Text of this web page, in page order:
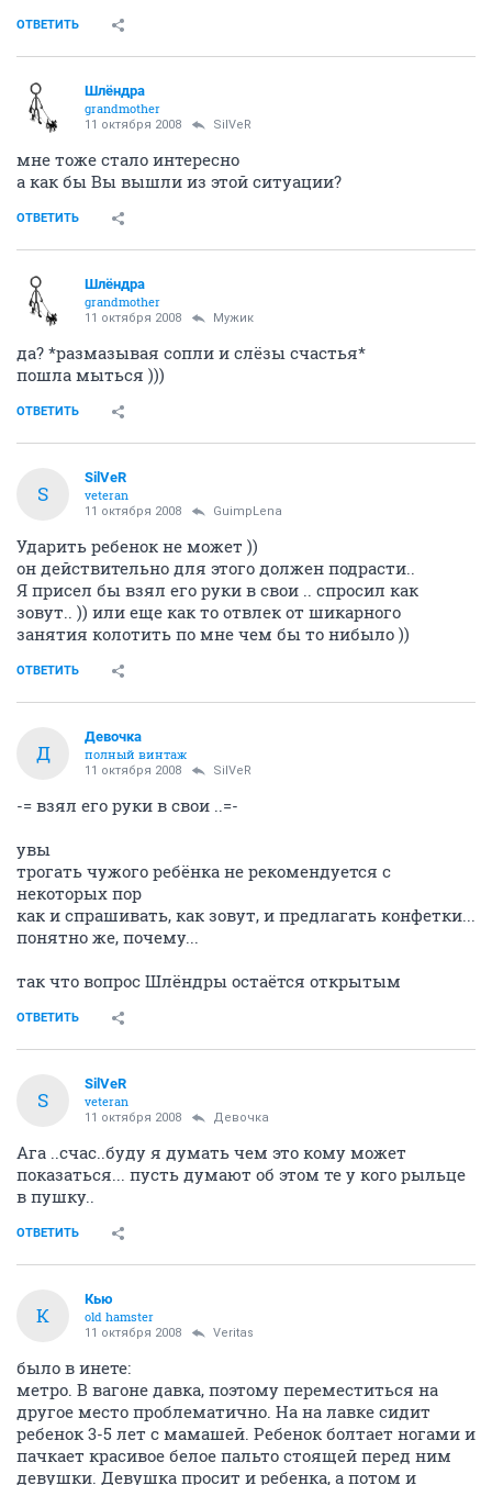
ОТВЕТИТЬ
Шлёндра
grandmother
11 октября 2008 SilVеR
мне тоже стало интересно
а как бы Вы вышли из этой ситуации?
ОТВЕТИТЬ
Шлёндра
grandmother
11 октября 2008 Мужик
да? *размазывая сопли и слёзы счастья*
пошла мыться )))
ОТВЕТИТЬ
S
SilVеR
veteran
11 октября 2008 GuimpLеna
Ударить ребенок не может ))
он действительно для этого должен подрасти..
Я присел бы взял его руки в свои .. спросил как
зовут.. )) или еще как то отвлек от шикарного
занятия колотить по мне чем бы то нибыло ))
ОТВЕТИТЬ
Д
Девочка
полный винтаж
11 октября 2008 SilVеR
-= взял его руки в свои ..=-
увы
трогать чужого ребёнка не рекомендуется с
некоторых пор
как и спрашивать, как зовут, и предлагать конфетки...
понятно же, почему...
так что вопрос Шлёндры остаётся открытым
ОТВЕТИТЬ
S
SilVеR
veteran
11 октября 2008 Девочка
Ага ..счас..буду я думать чем это кому может
показаться... пусть думают об этом те у кого рыльце
в пушку..
ОТВЕТИТЬ
К
Кью
old hamster
11 октября 2008 Veritas
было в инете:
метро. В вагоне давка, поэтому переместиться на
другое место проблематично. На на лавке сидит
ребенок 3-5 лет с мамашей. Ребенок болтает ногами и
пачкает красивое белое пальто стоящей перед ним
девушки. Девушка просит и ребенка, а потом и